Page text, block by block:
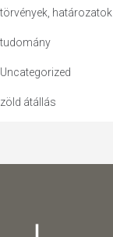
törvények, határozatok
tudomány
Uncategorized
zöld átállás